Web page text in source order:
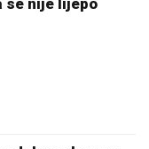
se nije lijepo